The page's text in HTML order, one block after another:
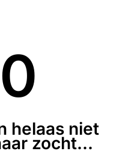
helaas niet
zocht...